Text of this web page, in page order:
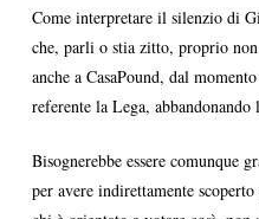
Come interpretare il silenzio di
che, parli o stia zitto, proprio
anche a CasaPound, dal
referente la Lega,
Bisognerebbe essere comunque
per avere indirettamente